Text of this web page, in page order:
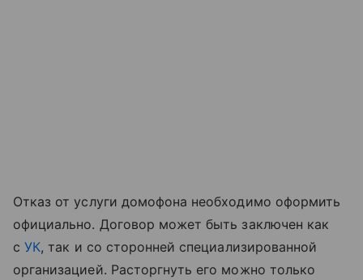
Отказ от услуги домофона необходимо оформить
официально. Договор может быть заключен как
сУК, так и со сторонней специализированной
организацией. Расторгнуть его можно только